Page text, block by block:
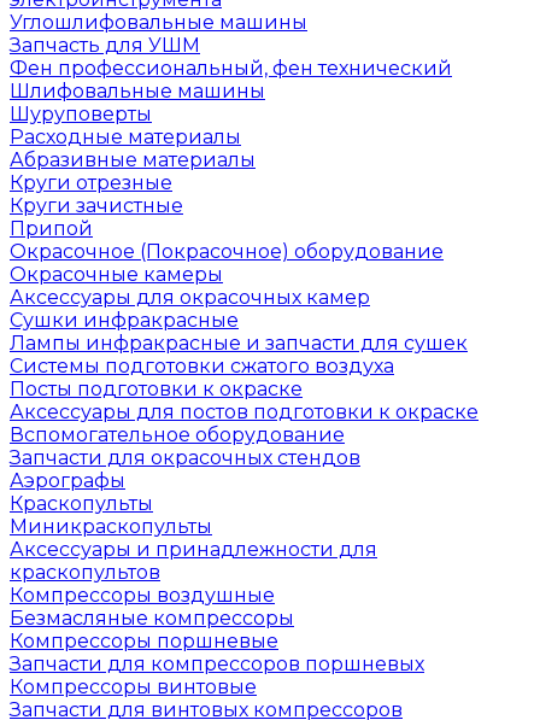
Углошлифовальные машины
Запчасть для УШМ
Фен профессиональный, фен технический
Шлифовальные машины
Шуруповерты
Расходные материалы
Абразивные материалы
Круги отрезные
Круги зачистные
Припой
Окрасочное (Покрасочное) оборудование
Окрасочные камеры
Аксессуары для окрасочных камер
Сушки инфракрасные
Лампы инфракрасные и запчасти для сушек
Системы подготовки сжатого воздуха
Посты подготовки к окраске
Аксессуары для постов подготовки к окраске
Вспомогательное оборудование
Запчасти для окрасочных стендов
Аэрографы
Краскопульты
Миникраскопульты
Аксессуары и принадлежности для
краскопультов
Компрессоры воздушные
Безмасляные компрессоры
Компрессоры поршневые
Запчасти для компрессоров поршневых
Компрессоры винтовые
Запчасти для винтовых компрессоров